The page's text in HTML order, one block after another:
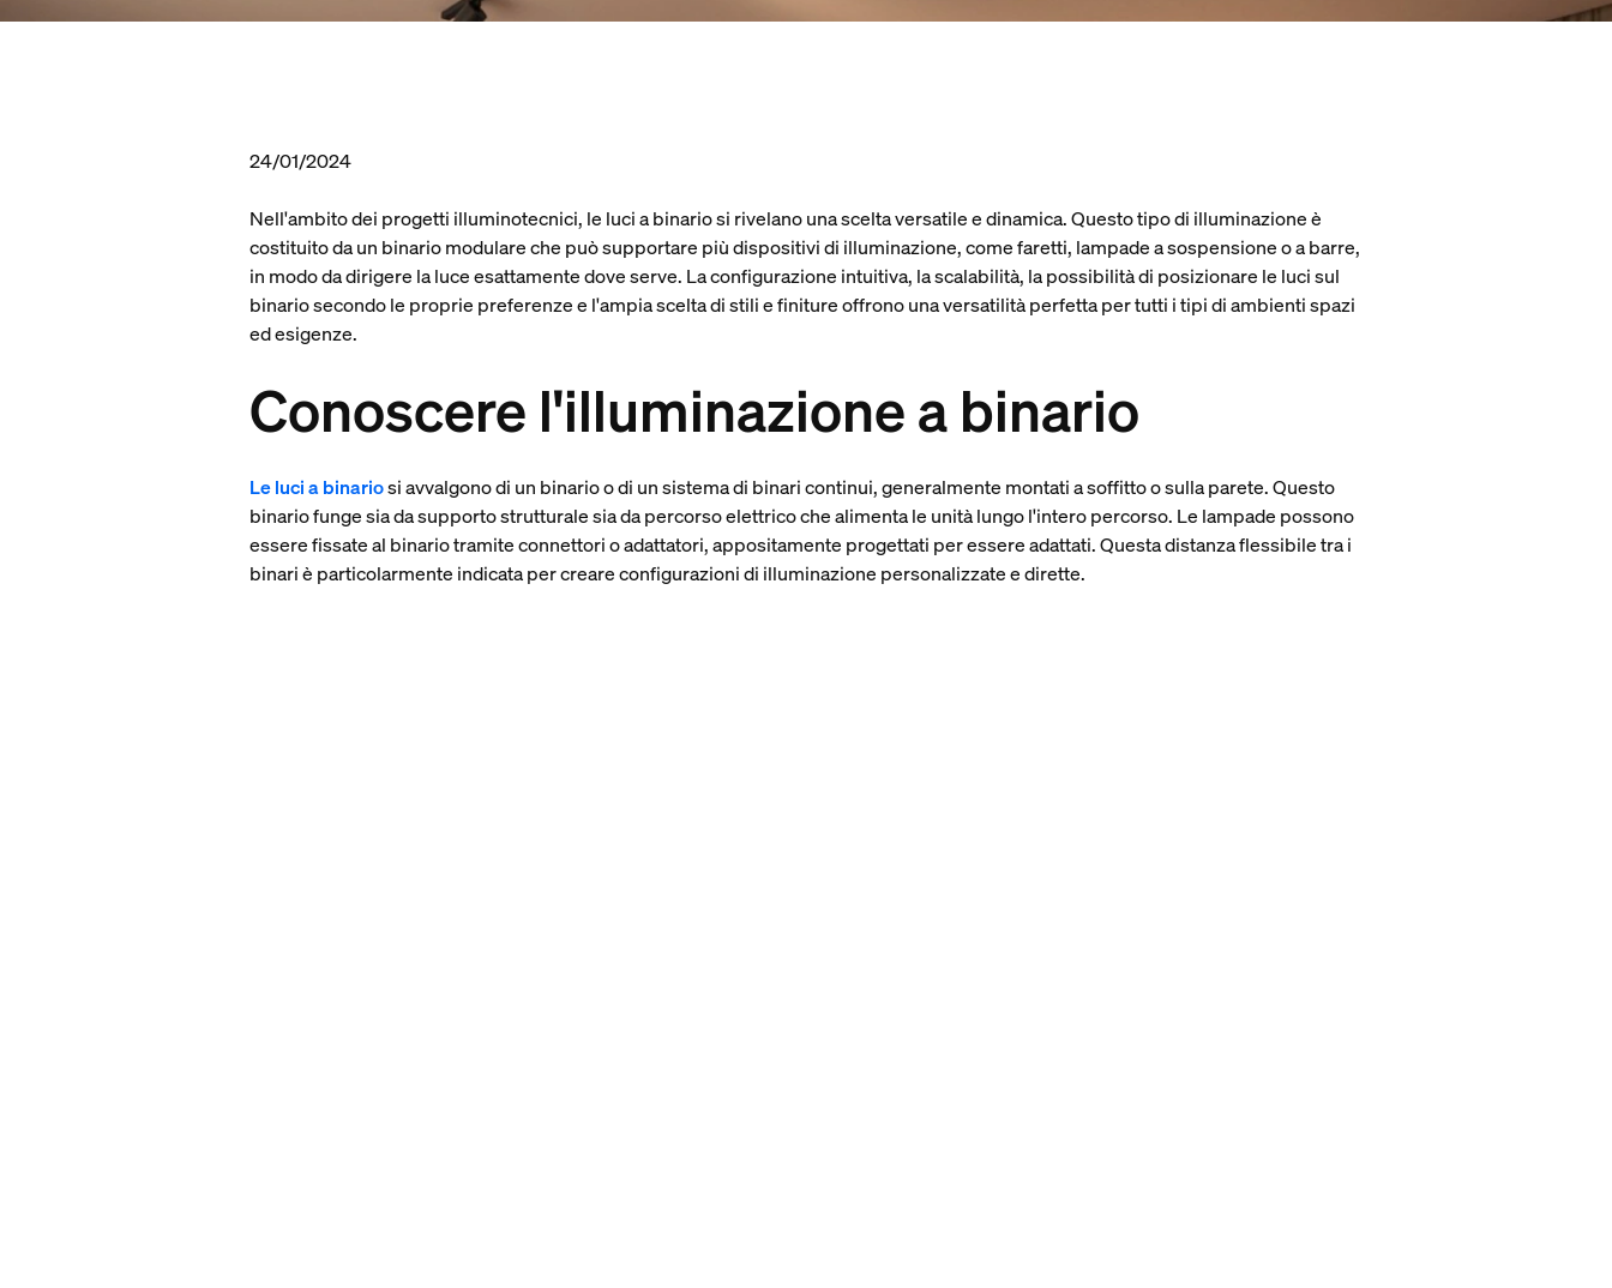
24/01/2024
Nell'ambito dei progetti illuminotecnici, le luci a binario si rivelano una scelta versatile e dinamica. Questo tipo di illuminazione è
costituito da un binario modulare che può supportare più dispositivi di illuminazione, come faretti, lampade a sospensione o a barre,
in modo da dirigere la luce esattamente dove serve. La configurazione intuitiva, la scalabilità, la possibilità di posizionare le luci sul
binario secondo le proprie preferenze e l'ampia scelta di stili e finiture offrono una versatilità perfetta per tutti i tipi di ambienti spazi
ed esigenze.
Conoscere l'illuminazione a binario
Le luci a binariosi avvalgono di un binario o di un sistema di binari continui, generalmente montati a soffitto o sulla parete. Questo
binario funge sia da supporto strutturale sia da percorso elettrico che alimenta le unità lungo l'intero percorso. Le lampade possono
essere fissate al binario tramite connettori o adattatori, appositamente progettati per essere adattati. Questa distanza flessibile tra i
binari è particolarmente indicata per creare configurazioni di illuminazione personalizzate e dirette.